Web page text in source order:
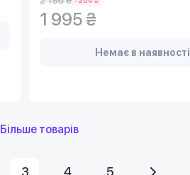
1 995 ₴
Немає в наявності
Більше товарів
3 4 5